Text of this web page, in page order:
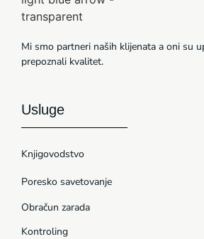
Mi smo partneri naših klijenata a oni su
prepoznali kvalitet.
Usluge
Knjigovodstvo
Poresko savetovanje
Obračun zarada
Kontroling